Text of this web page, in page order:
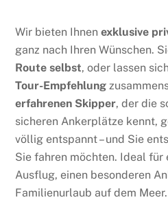
Wir bieten Ihnenexklusive
ganz nach Ihren Wünschen.
Route selbst, oder lassen
Tour-Empfehlung
erfahrenen Skipper, der die
sicheren Ankerplätze kennt,
völlig entspannt – und Sie
Sie fahren möchten. Ideal für
Ausflug, einen besonderen
Familienurlaub auf dem Meer.